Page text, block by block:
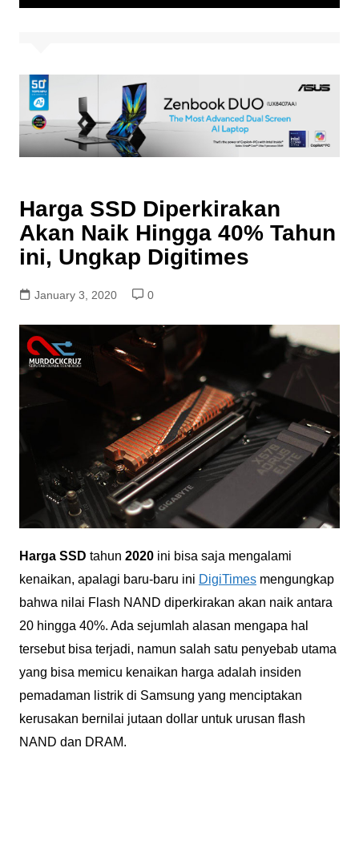
Harga SSD Diperkirakan
Akan Naik Hingga 40% Tahun
ini, Ungkap Digitimes
January 3, 2020 0
Harga SSD tahun 2020ini bisa saja mengalami
kenaikan, apalagi baru-baru ini DigiTimesmengungkap
bahwa nilai Flash NAND diperkirakan akan naik antara
20 hingga 40%. Ada sejumlah alasan mengapa hal
tersebut bisa terjadi, namun salah satu penyebab utama
yang bisa memicu kenaikan harga adalah insiden
pemadaman listrik di Samsung yang menciptakan
kerusakan bernilai jutaan dollar untuk urusan flash
NAND dan DRAM.